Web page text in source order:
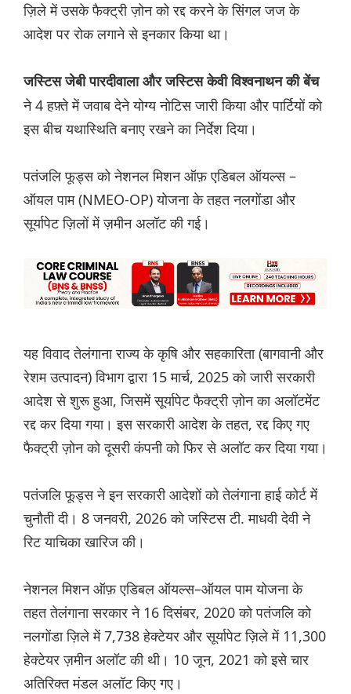
ज़िले में उसके फैक्ट्री ज़ोन को रद्द करने के सिंगल जज के
आदेश पर रोक लगाने से इनकार किया था।
जस्टिस जेबी पारदीवाला और जस्टिस केवी विश्वनाथन की बेंच
ने 4 हफ़्ते में जवाब देने योग्य नोटिस जारी किया और पार्टियों को
इस बीच यथास्थिति बनाए रखने का निर्देश दिया।
पतंजलि फूड्स को नेशनल मिशन ऑफ़ एडिबल ऑयल्स –
ऑयल पाम (NMEO-OP) योजना के तहत नलगोंडा और
सूर्यापेट ज़िलों में ज़मीन अलॉट की गई।
यह विवाद तेलंगाना राज्य के कृषि और सहकारिता (बागवानी और
रेशम उत्पादन) विभाग द्वारा 15 मार्च, 2025 को जारी सरकारी
आदेश से शुरू हुआ, जिसमें सूर्यापेट फैक्ट्री ज़ोन का अलॉटमेंट
रद्द कर दिया गया। इस सरकारी आदेश के तहत, रद्द किए गए
फैक्ट्री ज़ोन को दूसरी कंपनी को फिर से अलॉट कर दिया गया।
पतंजलि फूड्स ने इन सरकारी आदेशों को तेलंगाना हाई कोर्ट में
चुनौती दी। 8 जनवरी, 2026 को जस्टिस टी. माधवी देवी ने
रिट याचिका खारिज की।
नेशनल मिशन ऑफ़ एडिबल ऑयल्स–ऑयल पाम योजना के
तहत तेलंगाना सरकार ने 16 दिसंबर, 2020 को पतंजलि को
नलगोंडा ज़िले में 7,738 हेक्टेयर और सूर्यापेट ज़िले में 11,300
हेक्टेयर ज़मीन अलॉट की थी। 10 जून, 2021 को इसे चार
अतिरिक्त मंडल अलॉट किए गए।